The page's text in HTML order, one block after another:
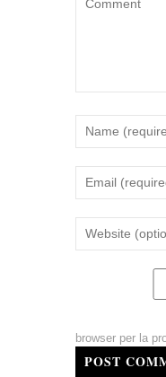
browser per la
POST